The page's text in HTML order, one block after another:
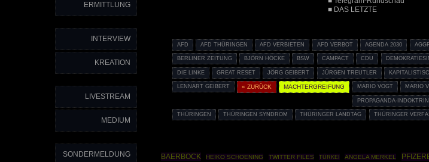
ERMITTLUNG
INTERVIEW
KREATION
LIVESTREAM
MEDIUM
SONDERMELDUNG
■ DAS LETZTE
AFD AFD THÜRINGEN AFD VERBIETEN AFD VERBOT AGENDA 2030
BERLINER ZEITUNG BJÖRN HÖCKE BSW CAMPACT CDU
DIE LINKE GREAT RESET JÖRG GEIBERT JÜRGEN TREUTLER
LENNART GEIBERT « ZURÜCK MACHTERGREIFUNG MARIO VOGT MARIO
PROPAGANDA-
THÜRINGEN THÜRINGEN SYNDROM THÜRINGER LANDTAG THÜRINGER
BAERBOCK
HEIKO SCHOENING TWITTER FILES TÜRKEI ANGELA MERKEL